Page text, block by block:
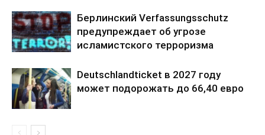
Берлинский Verfassungsschutz
предупреждает об угрозе
исламистского терроризма
Deutschlandticket в 2027 году
может подорожать до 66,40 евро